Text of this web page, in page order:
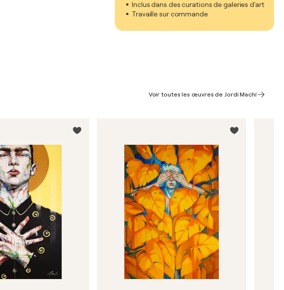
Inclus dans des curations de galeries d'art
Travaille sur commande
Voir toutes les œuvres de Jordi Machí